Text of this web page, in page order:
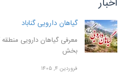
گیاهان دارویی گناباد
معرفی گیاهان دارویی منطقه
بخش
فروردین ۴, ۱۴۰۵